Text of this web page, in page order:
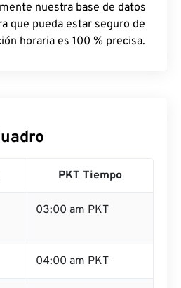
nuestra base de datos
que pueda estar seguro de
horaria es 100 % precisa.
PKT Tiempo
03:00 am PKT
04:00 am PKT